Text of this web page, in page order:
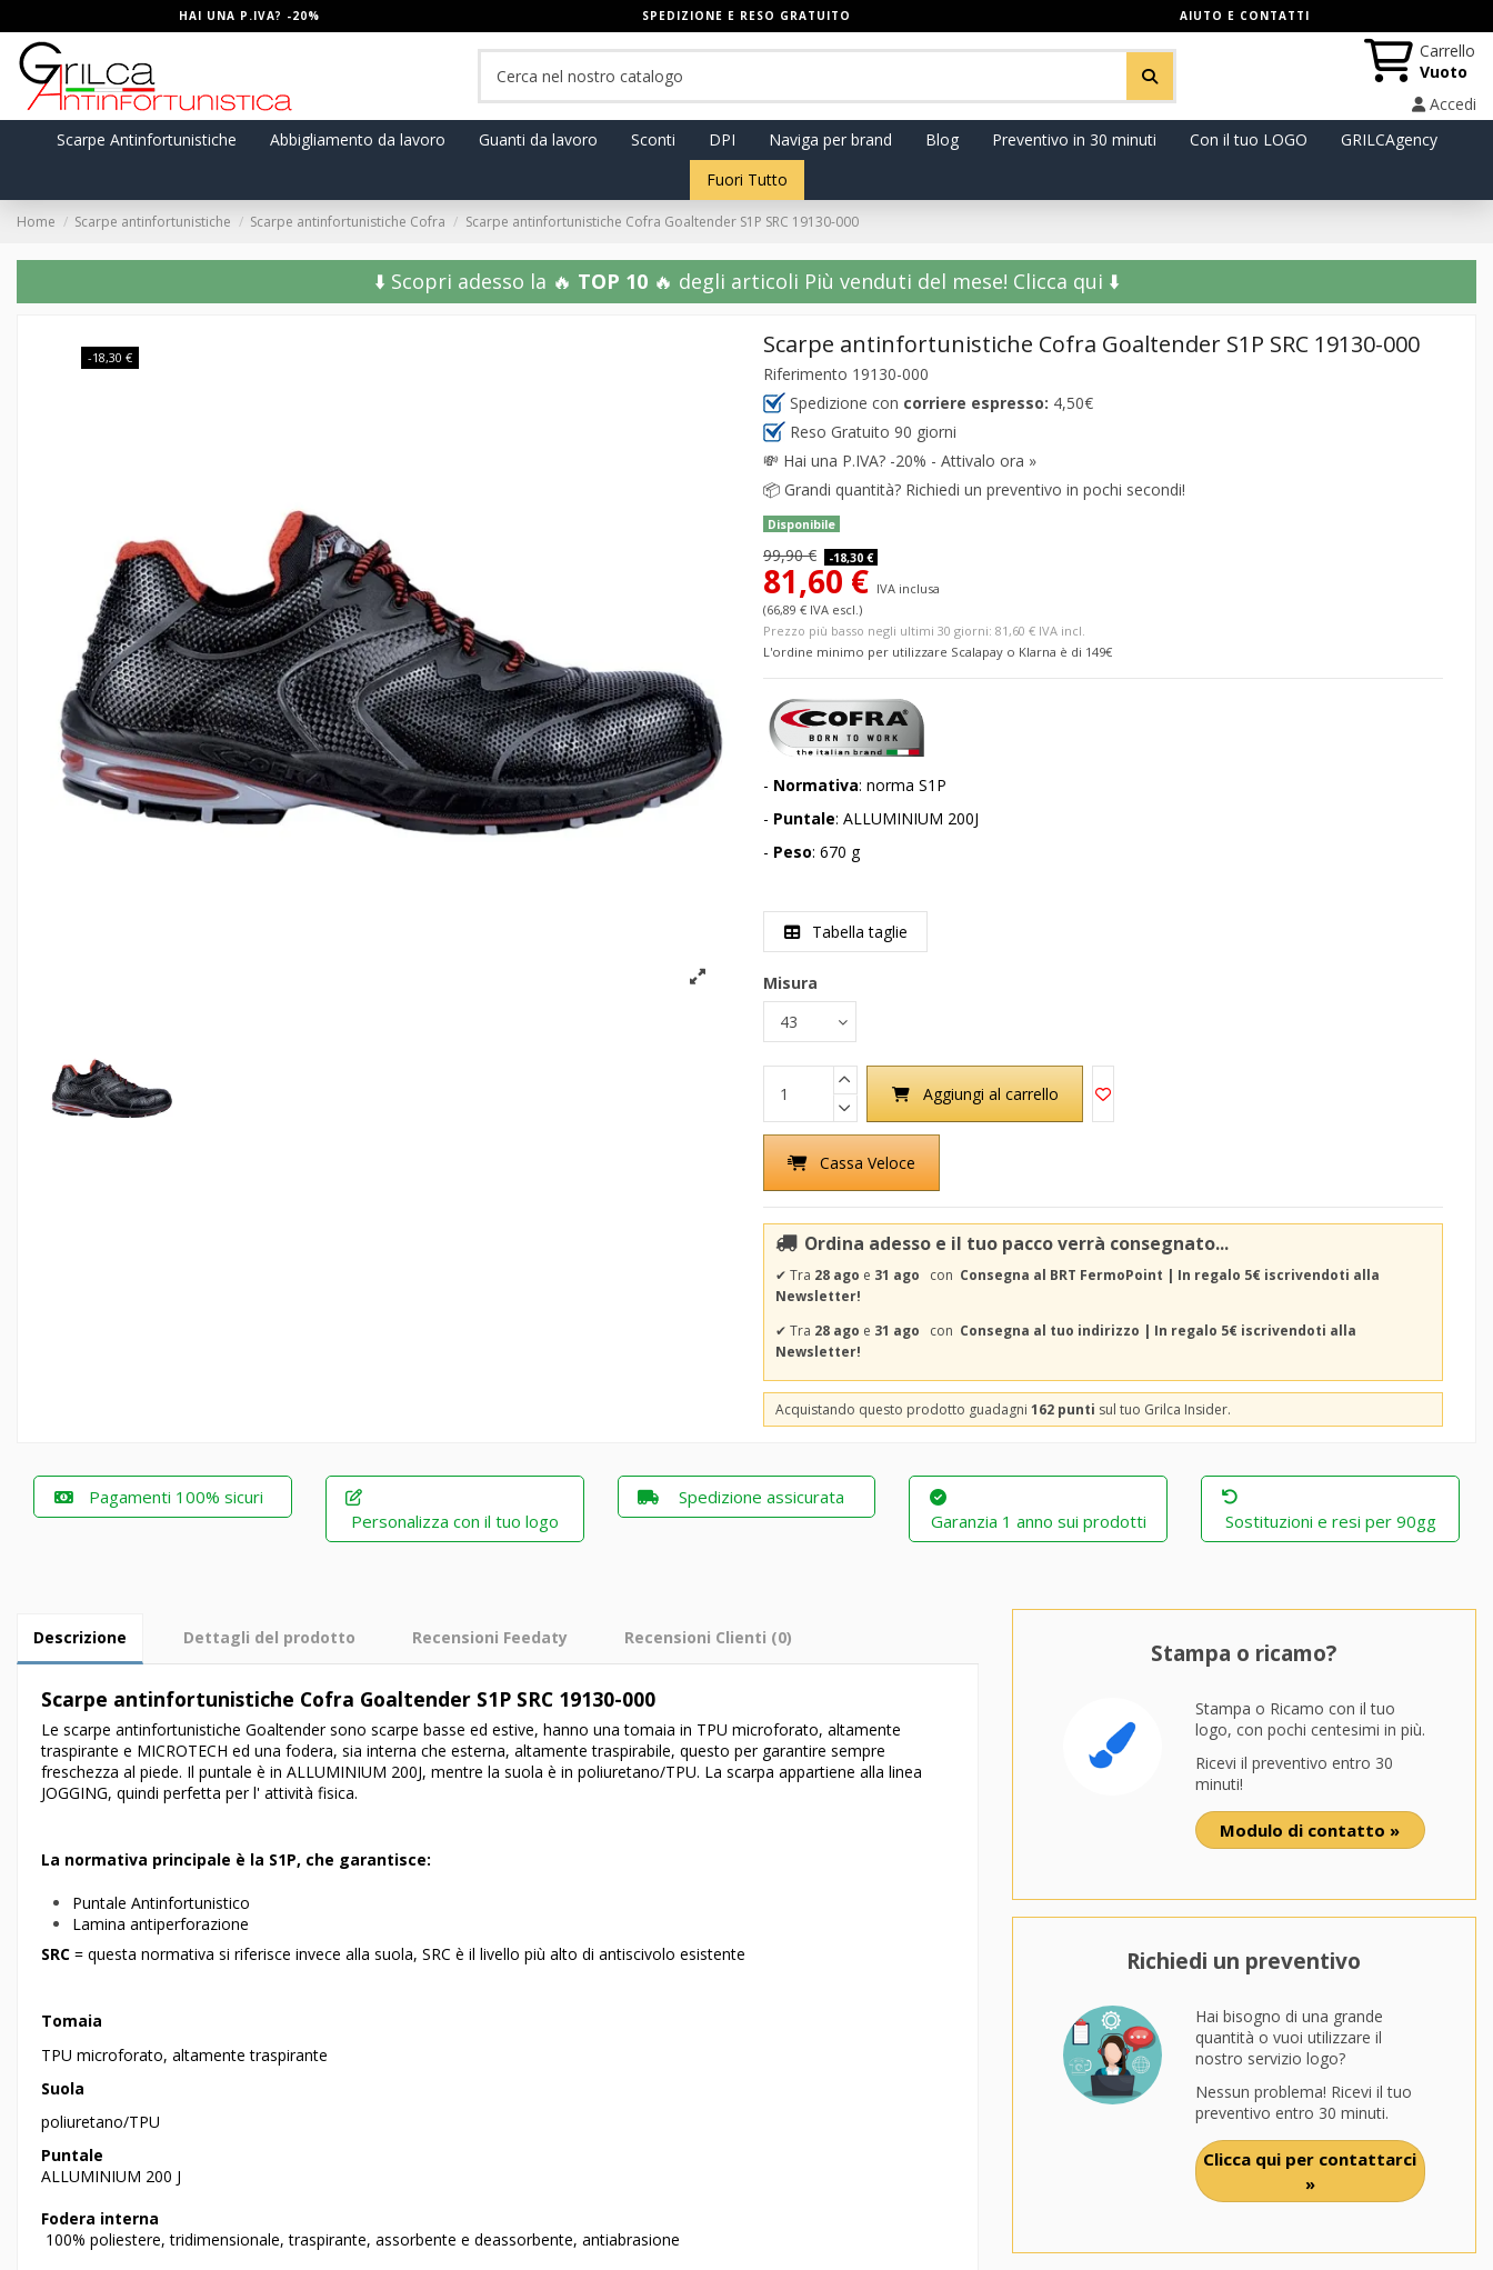
HAI UNA P.IVA? -20% SPEDIZIONE E RESO GRATUITO AIUTO E CONTATTI
Carrello
Vuoto
Accedi
Scarpe Antinfortunistiche
Abbigliamento da lavoro Guanti da lavoro Sconti DPI Naviga per brand Blog Preventivo in 30 minuti Con il tuo LOGO
GRILCAgency
Fuori Tutto
Home Scarpe antinfortunistiche Scarpe antinfortunistiche Cofra Scarpe antinfortunistiche Cofra Goaltender S1P SRC 19130-000
⬇️ Scopri adesso la 🔥 TOP 10🔥 degli articoli Più venduti del mese!️ Clicca qui ⬇️
-18,30 € Scarpe antinfortunistiche Cofra Goaltender S1P SRC 19130-000
Riferimento 19130-000
Spedizione con corriere espresso: 4,50€
Reso Gratuito 90 giorni
💸 Hai una P.IVA? -20% - Attivalo ora »
📦 Grandi quantità? Richiedi un preventivo in pochi secondi!
Disponibile
99,90 € -18,30 €
81,60 € IVA inclusa
(66,89 € IVA escl.)
Prezzo più basso negli ultimi 30 giorni: 81,60 € IVA incl.
L'ordine minimo per utilizzare Scalapay o Klarna è di 149€
- Normativa: norma S1P
- Puntale: ALLUMINIUM 200J
- Peso: 670 g
Tabella taglie
Misura
Aggiungi al carrello
Cassa Veloce
Ordina adesso e il tuo pacco verrà consegnato...
✔ Tra 28 ago e 31 ago con Consegna al BRT FermoPoint | In regalo 5€ iscrivendoti alla
Newsletter!
✔ Tra 28 ago e 31 ago con Consegna al tuo indirizzo | In regalo 5€ iscrivendoti alla
Newsletter!
Acquistando questo prodotto guadagni 162 punti sul tuo Grilca Insider.
Pagamenti 100% sicuri
Personalizza con il tuo logo
Spedizione assicurata
Garanzia 1 anno sui prodotti
Sostituzioni e resi per 90gg
Descrizione Dettagli del prodotto Recensioni Feedaty Recensioni Clienti (0)
Scarpe antinfortunistiche Cofra Goaltender S1P SRC 19130-000
Le scarpe antinfortunistiche Goaltender sono scarpe basse ed estive, hanno una tomaia in TPU microforato, altamente
traspirante e MICROTECH ed una fodera, sia interna che esterna, altamente traspirabile, questo per garantire sempre
freschezza al piede. Il puntale è in ALLUMINIUM 200J, mentre la suola è in poliuretano/TPU. La scarpa appartiene alla linea
JOGGING, quindi perfetta per l' attività fisica.
La normativa principale è la S1P, che garantisce:
Puntale Antinfortunistico
Lamina antiperforazione
SRC = questa normativa si riferisce invece alla suola, SRC è il livello più alto di antiscivolo esistente
Tomaia
TPU microforato, altamente traspirante
Suola
poliuretano/TPU
Puntale
ALLUMINIUM 200 J
Fodera interna
100% poliestere, tridimensionale, traspirante, assorbente e deassorbente, antiabrasione
Stampa o ricamo?
Stampa o Ricamo con il tuo
logo, con pochi centesimi in più.
Ricevi il preventivo entro 30
minuti!
Modulo di contatto »
Richiedi un preventivo
Hai bisogno di una grande
quantità o vuoi utilizzare il
nostro servizio logo?
Nessun problema! Ricevi il tuo
preventivo entro 30 minuti.
Clicca qui per contattarci
»